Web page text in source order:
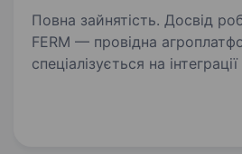
Повна зайнятість. Досвід
FERM — провідна
спеціалізується на